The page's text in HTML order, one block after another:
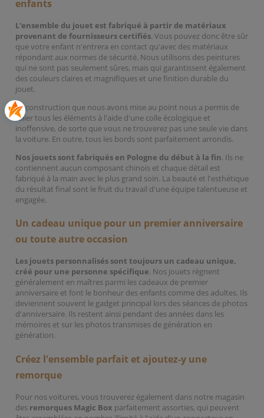
enfants
L'ensemble du jouet est fabriqué à partir de matériaux
provenant de fournisseurs certifiés. Vous pouvez donc être sûr
que votre enfant n'entrera en contact qu'avec des matériaux
répondant aux normes de sécurité. Nous utilisons des peintures
qui ne sont pas seulement sûres, mais qui garantissent également
des couleurs claires et magnifiques et une finition durable du
jouet.
La construction que nous avons mise au point nous a permis de
relier tous les éléments à l'aide d'une colle écologique et
inoffensive, de sorte que vous ne trouverez pas une seule vie dans
la voiture. En outre, tous les bords sont parfaitement arrondis.
Nos jouets sont fabriqués en Pologne du début à la fin. Ils ne
contiennent aucun composant chinois et chaque détail est
fabriqué à la main avec le plus grand soin. La beauté et l'esthétique
du résultat final sont le fruit du travail d'une équipe talentueuse et
engagée.
Un cadeau unique pour un premier anniversaire
ou toute autre occasion
Les jouets personnalisés sont toujours un cadeau unique,
créé pour une personne spécifique. Nos jouets règnent
généralement en maîtres parmi les cadeaux de premier
anniversaire et font le bonheur des enfants comme des adultes. Ils
deviennent souvent le gadget principal lors des séances de photos
d'anniversaire. Ils restent ainsi pendant des années dans les
mémoires et sur les photos transmises de génération en
génération.
Créez l'ensemble parfait et ajoutez-y une
remorque
Pour nos voitures, vous trouverez également dans notre magasin
des remorques Magic Box parfaitement assorties, qui peuvent